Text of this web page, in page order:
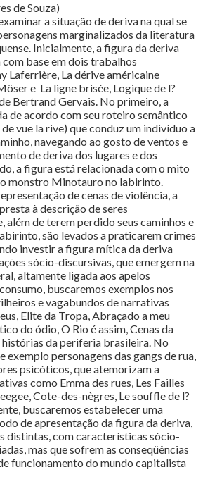
de Souza)
a situação de deriva na qual se
marginalizados da literatura
Inicialmente, a figura da deriva
base em dois trabalhos
Laferrière, La dérive américaine
e La ligne brisée, Logique de l?
Bertrand Gervais. No primeiro, a
de acordo com seu roteiro semântico
vue la rive) que conduz um indivíduo a
navegando ao gosto de ventos e
de deriva dos lugares e dos
a figura está relacionada com o mito
o monstro Minotauro no labirinto.
de cenas de violência, a
à descrição de seres
além de terem perdido seus caminhos e
são levados a praticarem crimes
investir a figura mítica da deriva
sócio-discursivas, que emergem na
altamente ligada aos apelos
buscaremos exemplos nos
e vagabundos de narrativas
Elite da Tropa, Abraçado a meu
do ódio, O Rio é assim, Cenas da
histórias da periferia brasileira. No
exemplo personagens das gangs de rua,
psicóticos, que atemorizam a
como Emma des rues, Les Failles
Cote-des-nègres, Le souffle de l?
buscaremos estabelecer uma
de apresentação da figura da deriva,
distintas, com características sócio-
mas que sofrem as conseqüências
funcionamento do mundo capitalista